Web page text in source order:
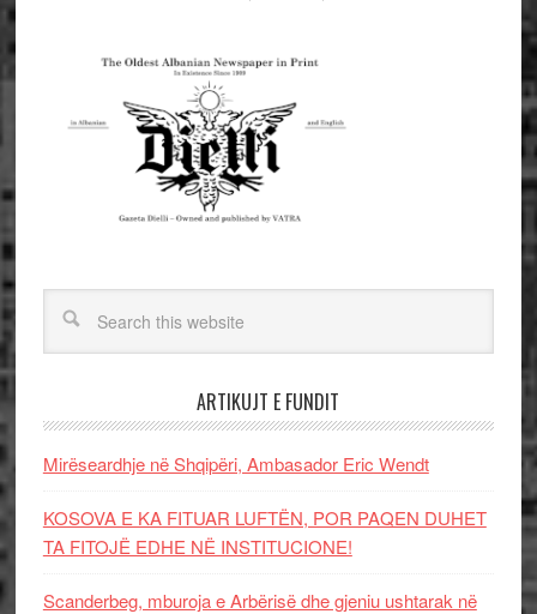
ARTIKUJT E FUNDIT
Mirëseardhje në Shqipëri, Ambasador Eric Wendt
KOSOVA E KA FITUAR LUFTËN, POR PAQEN DUHET
TA FITOJË EDHE NË INSTITUCIONE!
Scanderbeg, mburoja e Arbërisë dhe gjeniu ushtarak në